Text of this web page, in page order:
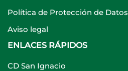
Política de Protección de Datos
Aviso legal
ENLACES RÁPIDOS
CD San Ignacio